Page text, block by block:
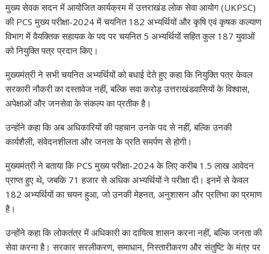
s
A
p
p
b
o
o
k
gr
a
e
dI
e
st
di
t
p
c
at
y
Li
k
e
मुख्य सेवक सदन में आयोजित कार्यक्रम में उत्तराखंड लोक सेवा आयोग (UKPSC)
की PCS मुख्य परीक्षा-2024 में चयनित 182 अभ्यर्थियों और कृषि एवं कृषक कल्याण
विभाग में वैयक्तिक सहायक के पद पर चयनित 5 अभ्यर्थियों सहित कुल 187 युवाओं
को नियुक्ति पत्र प्रदान किए।
मुख्यमंत्री ने सभी चयनित अभ्यर्थियों को बधाई देते हुए कहा कि नियुक्ति पत्र केवल
सरकारी नौकरी का दस्तावेज नहीं, बल्कि सवा करोड़ उत्तराखंडवासियों के विश्वास,
अपेक्षाओं और जनसेवा के संकल्प का प्रतीक है।
उन्होंने कहा कि अब अधिकारियों की पहचान उनके पद से नहीं, बल्कि उनकी
कार्यशैली, संवेदनशीलता और जनता के प्रति समर्पण से होगी।
मुख्यमंत्री ने बताया कि PCS मुख्य परीक्षा-2024 के लिए करीब 1.5 लाख आवेदन
प्राप्त हुए थे, जबकि 71 हजार से अधिक अभ्यर्थियों ने परीक्षा दी। इनमें से केवल
182 अभ्यर्थियों का चयन हुआ, जो उनकी मेहनत, अनुशासन और प्रतिभा का प्रमाण
है।
उन्होंने कहा कि लोकतंत्र में अधिकारी का दायित्व शासन करना नहीं, बल्कि जनता की
सेवा करना है। सरकार सरलीकरण, समाधान, निस्तारीकरण और संतुष्टि के मंत्र पर